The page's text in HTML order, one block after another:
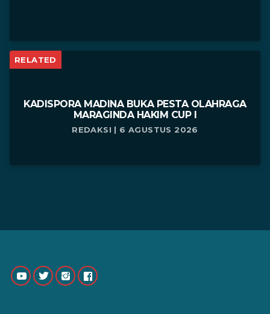
RELATED
KADISPORA MADINA BUKA PESTA OLAHRAGA
MARAGINDA HAKIM CUP I
REDAKSI | 6 AGUSTUS 2026